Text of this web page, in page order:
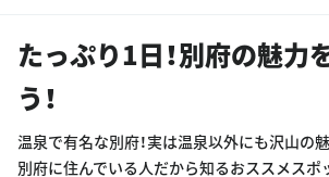
たっぷり1日！別府の魅力
う！
温泉で有名な別府！実は温泉以外にも沢山の
別府に住んでいる人だから知るおススメスポ